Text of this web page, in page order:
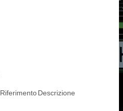
RiferimentoDescrizione